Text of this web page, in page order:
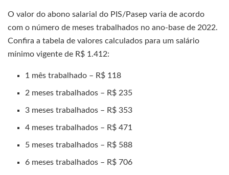
O valor do abono salarial do PIS/Pasep varia de acordo
com o número de meses trabalhados no ano-base de 2022.
Confira a tabela de valores calculados para um salário
mínimo vigente de R$ 1.412:
1 mês trabalhado – R$ 118
2 meses trabalhados – R$ 235
3 meses trabalhados – R$ 353
4 meses trabalhados – R$ 471
5 meses trabalhados – R$ 588
6 meses trabalhados – R$ 706